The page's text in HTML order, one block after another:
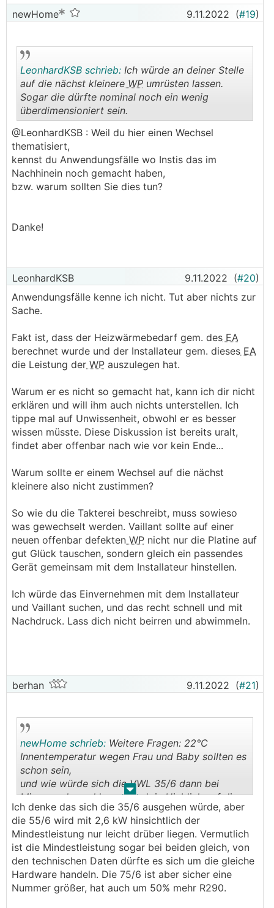
newHome 9.11.2022 (#19)
..
LeonhardKSB schrieb: Ich würde an deiner Stelle
auf die nächst kleinere WP umrüsten lassen.
Sogar die dürfte nominal noch ein wenig
überdimensioniert sein.
@LeonhardKSB : Weil du hier einen Wechsel
thematisiert,
kennst du Anwendungsfälle wo Instis das im
Nachhinein noch gemacht haben,
bzw. warum sollten Sie dies tun?
Danke!
LeonhardKSB 9.11.2022 (#20)
Anwendungsfälle kenne ich nicht. Tut aber nichts zur
Sache.
Fakt ist, dass der Heizwärmebedarf gem. des EA
berechnet wurde und der Installateur gem. dieses EA
die Leistung der WP auszulegen hat.
Warum er es nicht so gemacht hat, kann ich dir nicht
erklären und will ihm auch nichts unterstellen. Ich
tippe mal auf Unwissenheit, obwohl er es besser
wissen müsste. Diese Diskussion ist bereits uralt,
findet aber offenbar nach wie vor kein Ende...
Warum sollte er einem Wechsel auf die nächst
kleinere also nicht zustimmen?
So wie du die Takterei beschreibt, muss sowieso
was gewechselt werden. Vaillant sollte auf einer
neuen offenbar defekten WP nicht nur die Platine auf
gut Glück tauschen, sondern gleich ein passendes
Gerät gemeinsam mit dem Installateur hinstellen.
Ich würde das Einvernehmen mit dem Installateur
und Vaillant suchen, und das recht schnell und mit
Nachdruck. Lass dich nicht beirren und abwimmeln.
berhan 9.11.2022 (#21)
. .
newHome schrieb: Weitere Fragen: 22°C
Innentemperatur wegen Frau und Baby sollten es
schon sein,
und wie würde sich die VWL 35/6 dann bei
Minusgraden schlagen, auch in Hinblick auf die
WWAufbereitung?
Ich denke das sich die 35/6 ausgehen würde, aber
die 55/6 wird mit 2,6 kW hinsichtlich der
Mindestleistung nur leicht drüber liegen. Vermutlich
ist die Mindestleistung sogar bei beiden gleich, von
den technischen Daten dürfte es sich um die gleiche
Hardware handeln. Die 75/6 ist aber sicher eine
Nummer größer, hat auch um 50% mehr R290.